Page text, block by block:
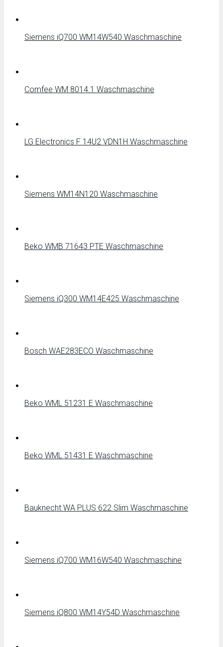
Siemens iQ700 WM14W540 Waschmaschine
Comfee WM 8014.1 Waschmaschine
LG Electronics F 14U2 VDN1H Waschmaschine
Siemens WM14N120 Waschmaschine
Beko WMB 71643 PTE Waschmaschine
Siemens iQ300 WM14E425 Waschmaschine
Bosch WAE283ECO Waschmaschine
Beko WML 51231 E Waschmaschine
Beko WML 51431 E Waschmaschine
Bauknecht WA PLUS 622 Slim Waschmaschine
Siemens iQ700 WM16W540 Waschmaschine
Siemens iQ800 WM14Y54D Waschmaschine